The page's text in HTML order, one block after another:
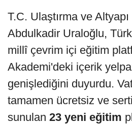
T.C. Ulaştırma ve Altyapı
Abdulkadir Uraloğlu,
millî çevrim içi eğitim
Akademi'deki içerik
genişlediğini duyurdu.
tamamen ücretsiz ve
sunulan 23 yeni eğitim